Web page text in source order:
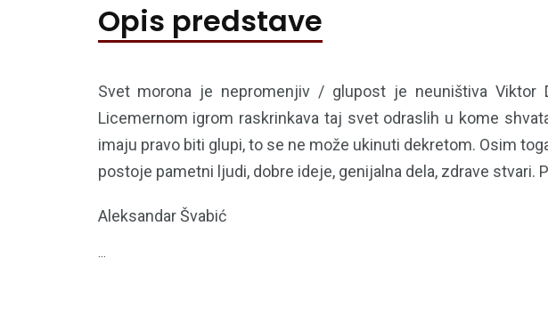
Opis predstave
Svet morona je nepromenjiv / glupost je neuništiva Viktor
Licemernom igrom raskrinkava taj svet odraslih u kome
imaju pravo biti glupi, to se ne može ukinuti dekretom. Osim
postoje pametni ljudi, dobre ideje, genijalna dela, zdrave
Aleksandar Švabić
...